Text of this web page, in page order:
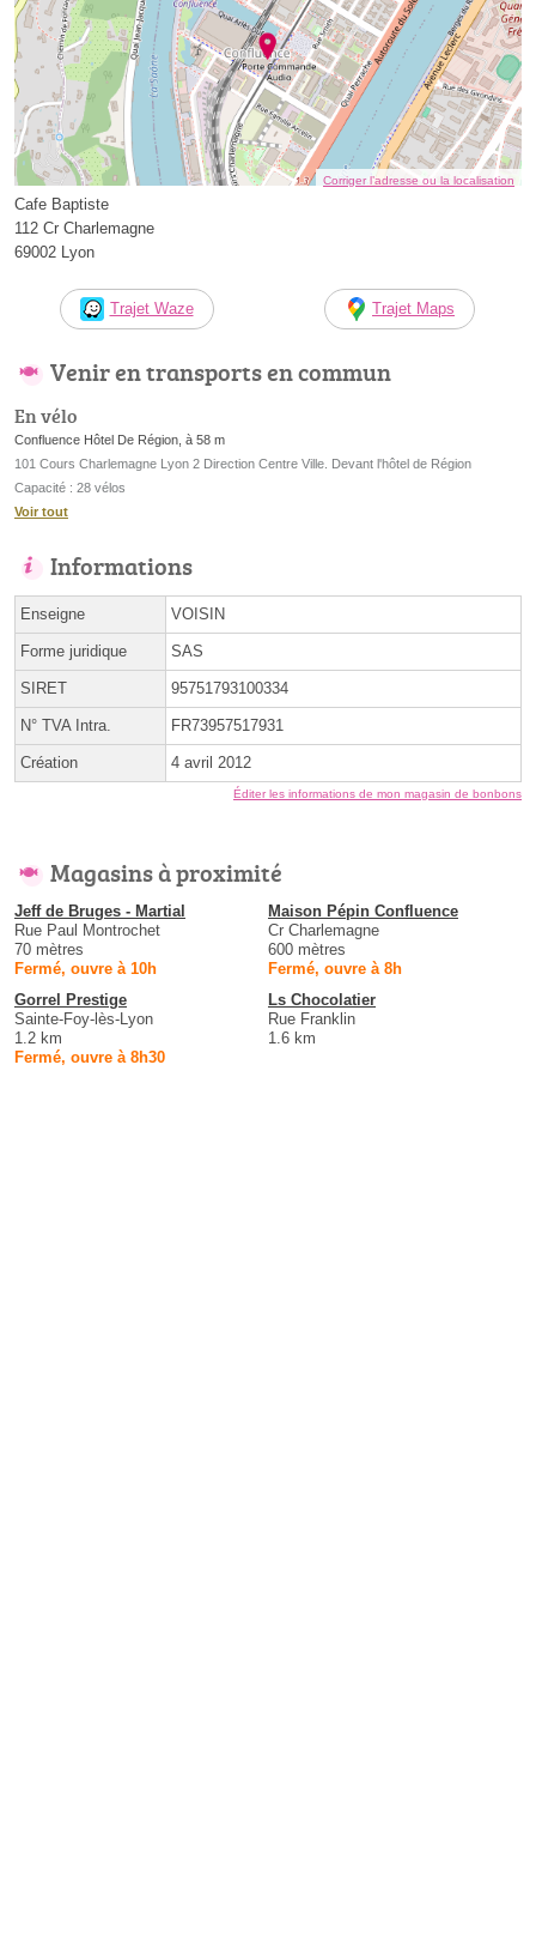
Corriger l’adresse ou la localisation
Cafe Baptiste
112 Cr Charlemagne
69002 Lyon
Trajet Waze Trajet Maps
Venir en transports en commun
En vélo
Confluence Hôtel De Région, à 58 m
101 Cours Charlemagne Lyon 2 Direction Centre Ville. Devant l'hôtel de Région
Capacité : 28 vélos
Voir tout
Informations
Enseigne VOISIN
Forme juridique SAS
SIRET 95751793100334
N° TVA Intra. FR73957517931
Création 4 avril 2012
Éditer les informations de mon magasin de bonbons
Magasins à proximité
Jeff de Bruges - Martial
Rue Paul Montrochet
70 mètres
Fermé, ouvre à 10h
Maison Pépin Confluence
Cr Charlemagne
600 mètres
Fermé, ouvre à 8h
Gorrel Prestige
Sainte-Foy-lès-Lyon
1.2 km
Fermé, ouvre à 8h30
Ls Chocolatier
Rue Franklin
1.6 km